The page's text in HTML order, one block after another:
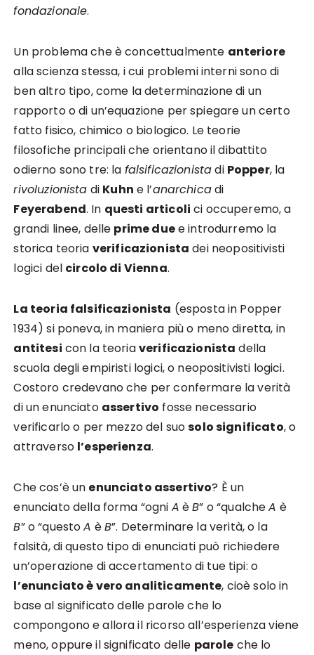
fondazionale.
Un problema che è concettualmente anteriore
alla scienza stessa, i cui problemi interni sono di
ben altro tipo, come la determinazione di un
rapporto o di un’equazione per spiegare un certo
fatto fisico, chimico o biologico. Le teorie
filosofiche principali che orientano il dibattito
odierno sono tre: la falsificazionistadi Popper, la
rivoluzionista di Kuhn e l’anarchicadi
Feyerabend. In questi articoli ci occuperemo, a
grandi linee, delle prime duee introdurremo la
storica teoria verificazionista dei neopositivisti
logici del circolo di Vienna.
La teoria falsificazionista (esposta in Popper
1934) si poneva, in maniera più o meno diretta, in
antitesi con la teoriaverificazionista della
scuola degli empiristi logici, o neopositivisti logici.
Costoro credevano che per confermare la verità
di un enunciato assertivo fosse necessario
verificarlo o per mezzo del suosolo significato, o
attraverso l’esperienza.
Che cos’è un enunciato assertivo? È un
enunciato della forma “ogni A èB” o “qualcheA è
B” o “questoA èB”. Determinare la verità, o la
falsità, di questo tipo di enunciati può richiedere
un’operazione di accertamento di tue tipi: o
l’enunciato è vero analiticamente, cioè solo in
base al significato delle parole che lo
compongono e allora il ricorso all’esperienza viene
meno, oppure il significato delle parole che lo